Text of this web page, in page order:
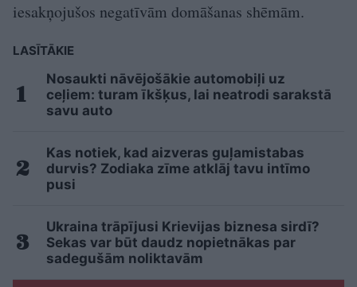
iesakņojušos negatīvām domāšanas shēmām.
LASĪTĀKIE
Nosaukti nāvējošākie automobiļi uz
ceļiem: turam īkšķus, lai neatrodi sarakstā
savu auto
Kas notiek, kad aizveras guļamistabas
durvis? Zodiaka zīme atklāj tavu intīmo
pusi
Ukraina trāpījusi Krievijas biznesa sirdī?
Sekas var būt daudz nopietnākas par
sadegušām noliktavām